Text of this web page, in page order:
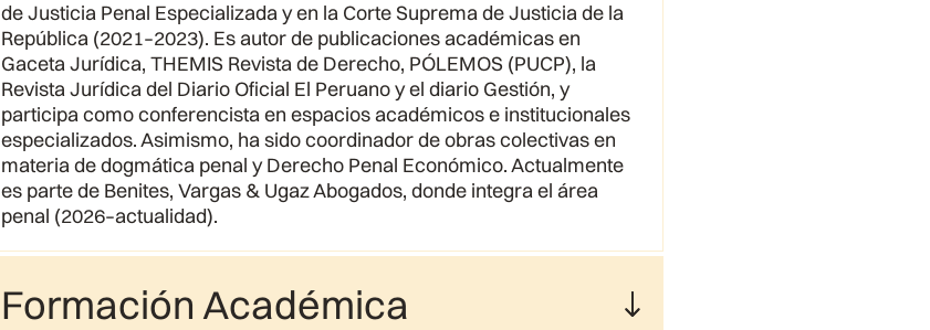
de Justicia Penal Especializada y en la Corte Suprema de Justicia de la
República (2021–2023). Es autor de publicaciones académicas en
Gaceta Jurídica, THEMIS Revista de Derecho, PÓLEMOS (PUCP), la
Revista Jurídica del Diario Oficial El Peruano y el diario Gestión, y
participa como conferencista en espacios académicos e institucionales
especializados. Asimismo, ha sido coordinador de obras colectivas en
materia de dogmática penal y Derecho Penal Económico. Actualmente
es parte de Benites, Vargas & Ugaz Abogados, donde integra el área
penal (2026–actualidad).
Formación Académica